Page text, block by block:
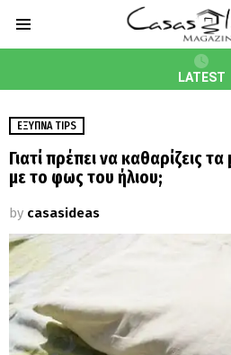
LATEST
ΈΞΥΠΝΑ TIPS
Γιατί πρέπει να καθαρίζεις
με το φως του ήλιου;
by casasideas